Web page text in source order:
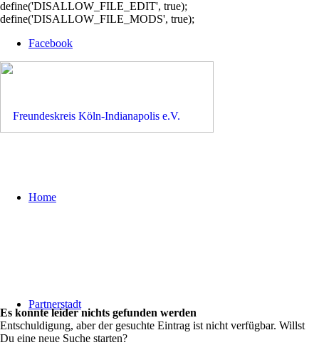
define('DISALLOW_FILE_EDIT', true);
define('DISALLOW_FILE_MODS', true);
Facebook
Home
Partnerstadt
Es konnte leider nichts gefunden werden
Entschuldigung, aber der gesuchte Eintrag ist nicht verfügbar. Willst
Du eine neue Suche starten?